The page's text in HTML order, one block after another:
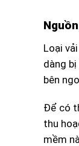
Loại
dàng
bên
Để có
thu
mềm